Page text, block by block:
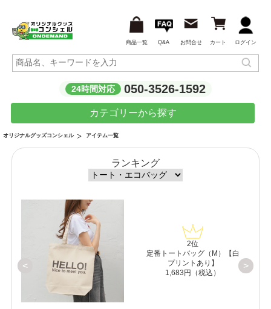
商品一覧 Q&A お問合せ カート ログイン
24時間対応 050-3526-1592
カテゴリーから探す
オリジナルグッズコンシェル アイテム一覧
ランキング
<
2位
定番トートバッグ（M）【白
プリントあり】
1,683円（税込）
>